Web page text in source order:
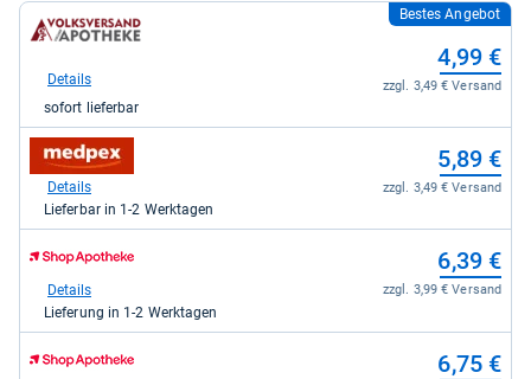
zum
Shop:
volksversand.de
Volksversand
Versandapotheke
s.r.o.
für
4,99
kaufen.
Bestes Angebot
4,99 €
zzgl. 3,49 € Versand
Details
sofort lieferbar
zum
Shop:
medpex
kaufen.
5,89 €
zzgl. 3,49 € Versand
Details
Lieferbar in 1-2 Werktagen
zum
Shop:
Shop
für
6,39 €
zzgl. 3,99 € Versand
Details
Lieferung in 1-2 Werktagen
Shop:
6,75 €